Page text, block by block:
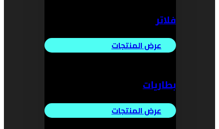
فلاتر
عرض المنتجات
بطاريات
عرض المنتجات